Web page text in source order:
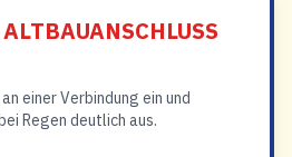
einer Verbindung ein und
Regen deutlich aus.